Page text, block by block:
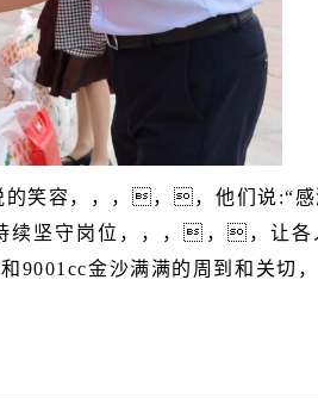
的笑容，，，，，他们说:“
坚守岗位，，，，，让各
9001cc金沙满满的周到和关切